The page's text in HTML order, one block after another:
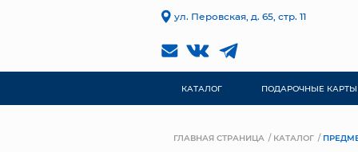
ул. Перовская, д. 65, стр. 11
КАТАЛОГ ПОДАРОЧНЫЕ КАРТЫ
ГЛАВНАЯ СТРАНИЦА КАТАЛОГ